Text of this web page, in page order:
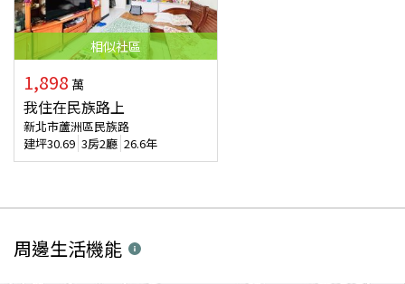
相似社區
1,898 萬
我住在民族路上
新北市蘆洲區民族路
建坪30.69 3房2廳 26.6年
周邊生活機能